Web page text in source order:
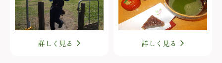
詳しく見る 詳しく見る